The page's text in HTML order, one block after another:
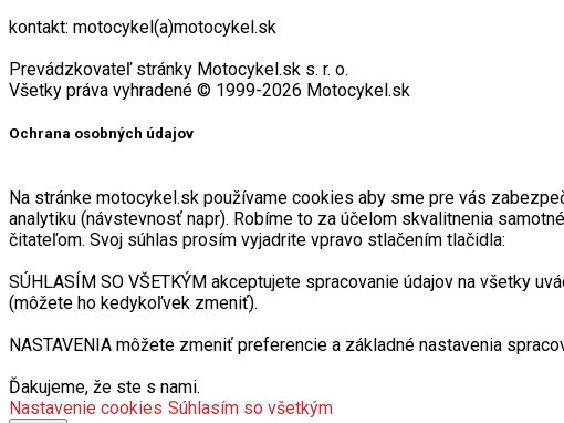
kontakt: motocykel(a)motocykel.sk
Prevádzkovateľ stránky Motocykel.sk s. r. o.
Všetky práva vyhradené © 1999-2026 Motocykel.sk
Ochrana osobných údajov
Na stránke motocykel.sk používame cookies aby sme pre vás
analytiku (návstevnosť napr). Robíme to za účelom skvalitnenia
čitateľom. Svoj súhlas prosím vyjadrite vpravo stlačením tlačidla:
SÚHLASÍM SO VŠETKÝM akceptujete spracovanie údajov na všetky
(môžete ho kedykoľvek zmeniť).
NASTAVENIA môžete zmeniť preferencie a základné nastavenia
Ďakujeme, že ste s nami.
Nastavenie cookies Súhlasím so všetkým